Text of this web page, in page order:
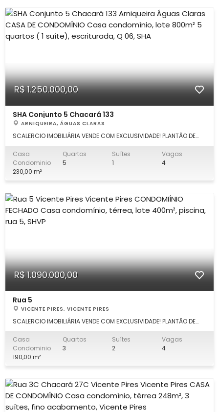
R$ 1.250.000,00
SHA Conjunto 5 Chacará 133
ARNIQUEIRA, ÁGUAS CLARAS
SCALERCIO IMOBILIÁRIA VENDE COM EXCLUSIVIDADE! PLANTÃO DE
3526-1006. Belíssima casa condomínio, 230m², térrea, com as
seguintes características: DETALHES: Casa com 5 quartos ( 1
suíte), ampla sala com
Casa
Condominio
230,00 m²
Quartos
5
Suítes
1
Vagas
4
R$ 1.090.000,00
Rua 5
VICENTE PIRES, VICENTE PIRES
SCALERCIO IMOBILIÁRIA VENDE COM EXCLUSIVIDADE! PLANTÃO DE
3526-1006. Belíssima casa condomínio, 190m², térrea, 2 suítes,
com as seguintes características: DETALHES: Casa com 3
Casa
Condominio
190,00 m²
Quartos
3
Suítes
2
Vagas
4